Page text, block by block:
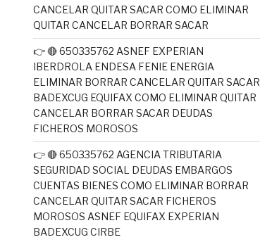
CANCELAR QUITAR SACAR COMO ELIMINAR
QUITAR CANCELAR BORRAR SACAR
👉 🔴 650335762 ASNEF EXPERIAN
IBERDROLA ENDESA FENIE ENERGIA
ELIMINAR BORRAR CANCELAR QUITAR SACAR
BADEXCUG EQUIFAX COMO ELIMINAR QUITAR
CANCELAR BORRAR SACAR DEUDAS
FICHEROS MOROSOS
👉 🔴 650335762 AGENCIA TRIBUTARIA
SEGURIDAD SOCIAL DEUDAS EMBARGOS
CUENTAS BIENES COMO ELIMINAR BORRAR
CANCELAR QUITAR SACAR FICHEROS
MOROSOS ASNEF EQUIFAX EXPERIAN
BADEXCUG CIRBE